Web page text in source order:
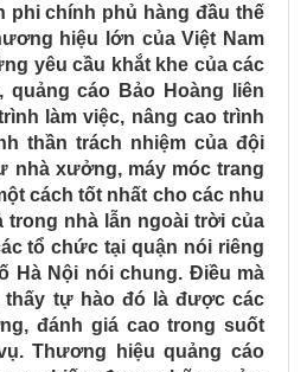
phi chính phủ hàng đầu thế
hiệu lớn của Việt Nam
yêu cầu khắt khe của các
quảng cáo Bảo Hoàng liên
làm việc, nâng cao trình
thần trách nhiệm của đội
nhà xưởng, máy móc trang
cách tốt nhất cho các nhu
trong nhà lẫn ngoài trời của
tổ chức tại quận nói riêng
Hà Nội nói chung. Điều mà
thấy tự hào đó là được các
đánh giá cao trong suốt
Thương hiệu quảng cáo